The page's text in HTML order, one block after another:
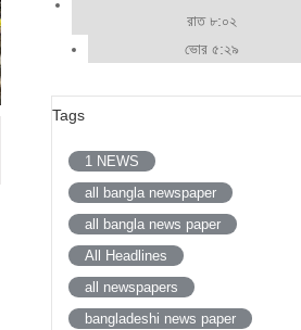
রাত ৮:০২
ভোর ৫:২৯
Tags
1 NEWS
all bangla newspaper
all bangla news paper
All Headlines
all newspapers
bangladeshi news paper